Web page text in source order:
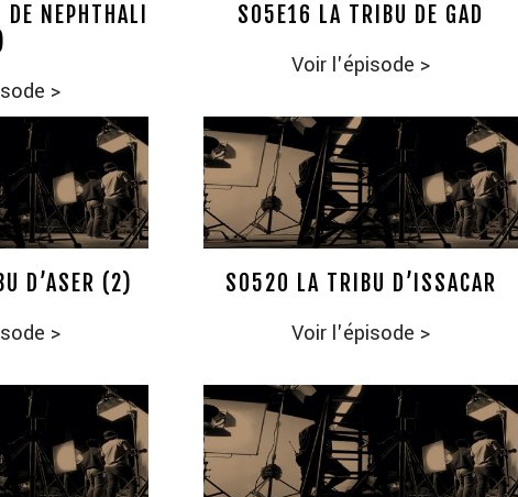
NEPHTHALI
>
S05E16 LA TRIBU DE GAD
Voir l'épisode >
D’ASER (2)
>
S0520 LA TRIBU D’ISSACAR
Voir l'épisode >